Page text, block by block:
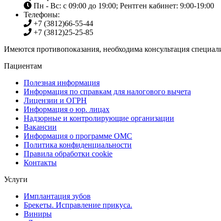
Пн - Вс: с 09:00 до 19:00; Рентген кабинет: 9:00-19:00
Телефоны:
+7 (3812)66-55-44
+7 (3812)25-25-85
Имеются противопоказания, необходима консультация
Пациентам
Полезная информация
Информация по справкам для налогового вычета
Лицензии и ОГРН
Информация о юр. лицах
Надзорные и контролирующие организации
Вакансии
Информация о программе ОМС
Политика конфиденциальности
Правила обработки cookie
Контакты
Услуги
Имплантация зубов
Брекеты. Исправление прикуса.
Виниры